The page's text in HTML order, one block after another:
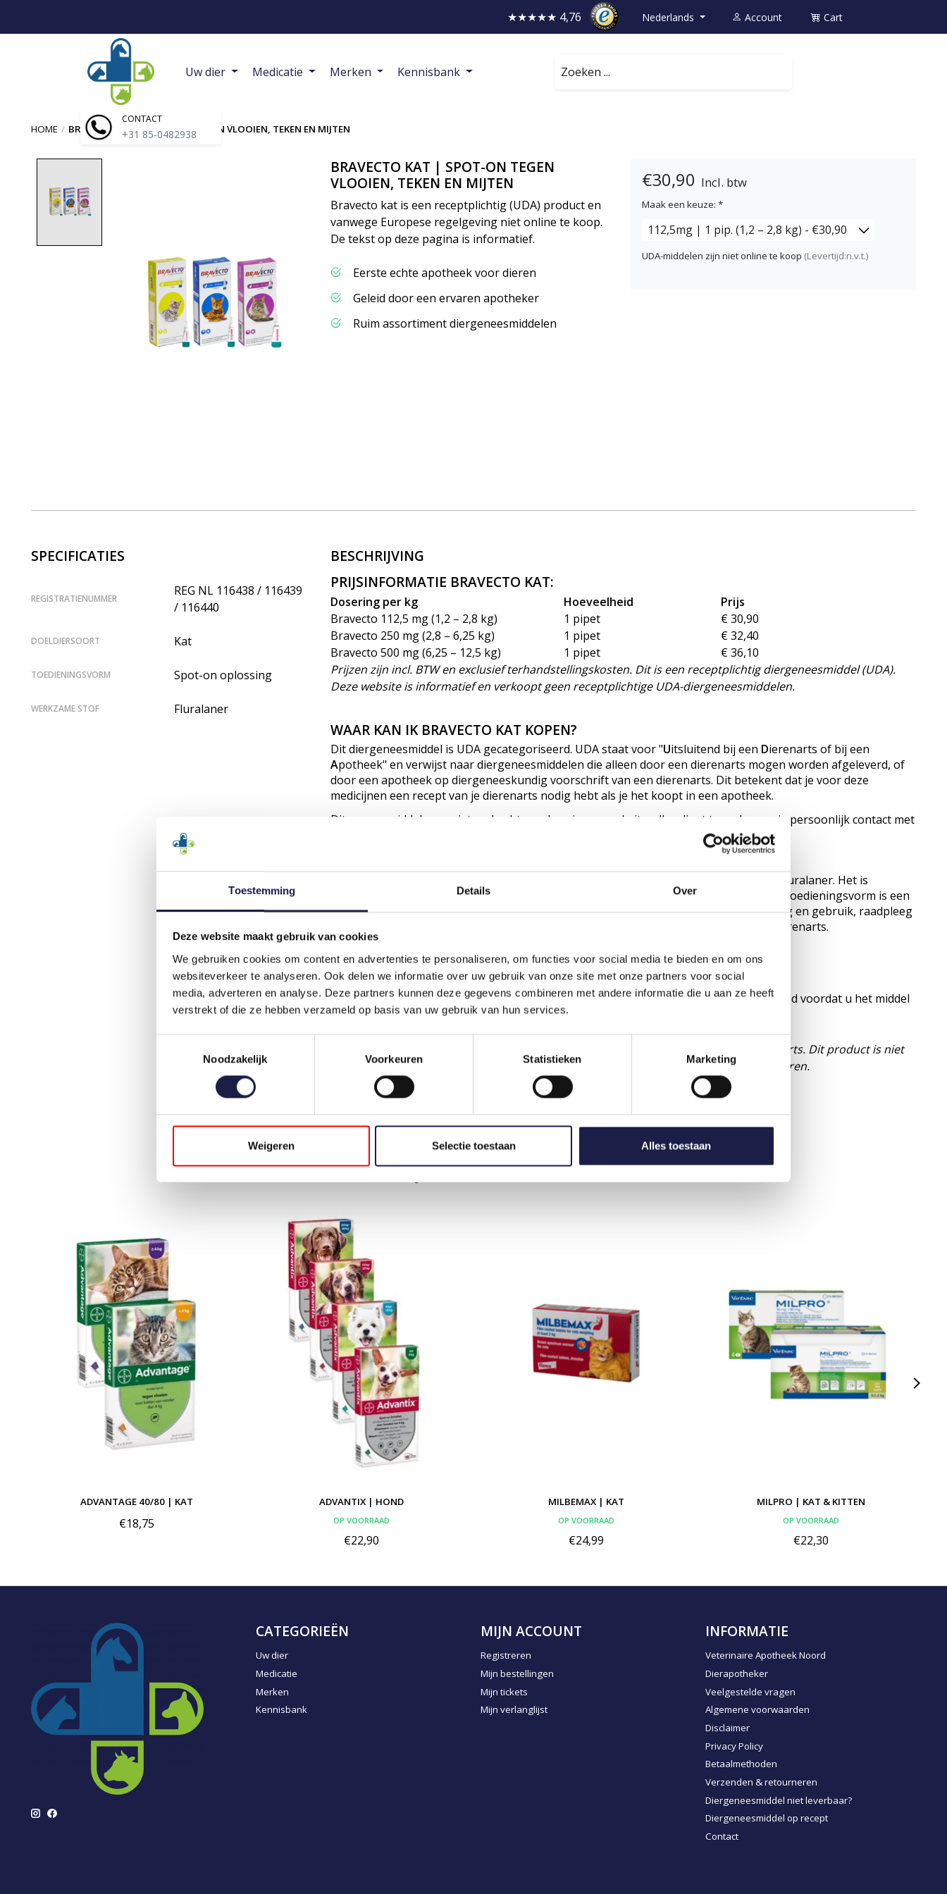
Toestemming Details Over
Deze website maakt gebruik van cookies
We gebruiken cookies om content en advertenties te personaliseren, om functies voor social media te bieden en om ons
websiteverkeer te analyseren. Ook delen we informatie over uw gebruik van onze site met onze partners voor social
media, adverteren en analyse. Deze partners kunnen deze gegevens combineren met andere informatie die u aan ze heeft
verstrekt of die ze hebben verzameld op basis van uw gebruik van hun services.
Noodzakelijk
Voorkeuren Statistieken Marketing
Weigeren Selectie toestaan Alles toestaan
★★★★★ 4,76 Nederlands Account Cart
Uw dier Medicatie Merken Kennisbank
CONTACT
+31 85-0482938
HOME / BRAVECTO KAT | SPOT-ON TEGEN VLOOIEN, TEKEN EN MIJTEN
BRAVECTO KAT | SPOT-ON TEGEN
VLOOIEN, TEKEN EN MIJTEN
Eerste echte apotheek voor dieren
Geleid door een ervaren apotheker
Ruim assortiment diergeneesmiddelen
Bravecto kat is een receptplichtig (UDA) product en
vanwege Europese regelgeving niet online te koop.
De tekst op deze pagina is informatief.
€30,90 Incl. btw
Maak een keuze: *
UDA-middelen zijn niet online te koop (Levertijd:n.v.t.)
SPECIFICATIES
REGISTRATIENUMMER
REG NL 116438 / 116439
/ 116440
DOELDIERSOORT Kat
TOEDIENINGSVORM Spot-on oplossing
WERKZAME STOF Fluralaner
BESCHRIJVING
PRIJSINFORMATIE BRAVECTO KAT:
Dosering per kg Hoeveelheid
Prijs
Bravecto 112,5 mg (1,2 – 2,8 kg)
1 pipet
€ 30,90
Bravecto 250 mg (2,8 – 6,25 kg)
1 pipet
€ 32,40
Bravecto 500 mg (6,25 – 12,5 kg)
1 pipet
€ 36,10
Prijzen zijn incl. BTW en exclusief terhandstellingskosten. Dit is een receptplichtig diergeneesmiddel (UDA).
Deze website is informatief en verkoopt geen receptplichtige UDA-diergeneesmiddelen.
WAAR KAN IK BRAVECTO KAT KOPEN?
Dit diergeneesmiddel is UDA gecategoriseerd. UDA staat voor "Uitsluitend bij een Dierenarts of bij een
Apotheek" en verwijst naar diergeneesmiddelen die alleen door een dierenarts mogen worden afgeleverd, of
door een apotheek op diergeneeskundig voorschrift van een dierenarts. Dit betekent dat je voor deze
medicijnen een recept van je dierenarts nodig hebt als je het koopt in een apotheek.
Dit geneesmiddel mag niet verkocht worden via een website; alles dient te verlopen via persoonlijk contact met
BRAVECTO KAT?
Bravecto Kat is een UDA-geregistreerd diergeneesmiddel en bevat de werkzame stof fluralaner. Het is
geregistreerd voor de behandeling van infestaties met vlooien en teken bij katten. De toedieningsvorm is een
spot-on oplossing. Voor volledige informatie over indicaties, contra-indicaties, dosering en gebruik, raadpleeg
(REG NL 116438 / 116439 / 116440) of neem contact op met uw dierenarts.
HOE VAAK DIEN IK BRAVECTO KAT TOE?
In debijsluiterdie u bij dit product ontvangt, staat een duidelijke instructie. Lees dit goed voordat u het middel
aanbrengt op uw kat.
Niets op deze website mag worden opgevat als medisch advies. Raadpleeg uw dierenarts. Dit product is niet
voor menselijk gebruik. Bewaar dit en alle geneesmiddelen buiten het bereik van kinderen.
DIT VIND JE MISSCHIEN OOK LEUK
ADVANTAGE 40/80 | KAT
€18,75
ADVANTIX | HOND
OP VOORRAAD
€22,90
MILBEMAX | KAT
OP VOORRAAD
€24,99
MILPRO | KAT & KITTEN
OP VOORRAAD
€22,30
CATEGORIEËN
Uw dier
Medicatie
Merken
Kennisbank
MIJN ACCOUNT
Registreren
Mijn bestellingen
Mijn tickets
Mijn verlanglijst
INFORMATIE
Veterinaire Apotheek Noord
Dierapotheker
Veelgestelde vragen
Algemene voorwaarden
Disclaimer
Privacy Policy
Betaalmethoden
Verzenden & retourneren
Diergeneesmiddel niet leverbaar?
Diergeneesmiddel op recept
Contact